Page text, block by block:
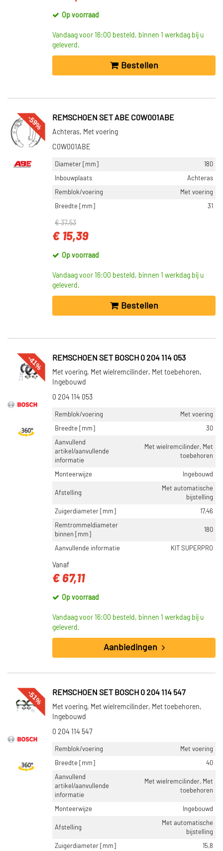
Op voorraad
Vandaag voor 16:00 besteld, binnen 1 werkdag bij u
geleverd.
Bestellen
-59% REMSCHOEN SET ABE C0W001ABE
Achteras, Met voering
C0W001ABE
Diameter [mm]
180
Inbouwplaats
Achteras
Remblok/voering
Met voering
Breedte [mm]
31
€ 37,53
€ 15,39
Op voorraad
Vandaag voor 16:00 besteld, binnen 1 werkdag bij u
geleverd.
Bestellen
-41% REMSCHOEN SET BOSCH 0 204 114 053
Met voering, Met wielremcilinder, Met toebehoren,
Ingebouwd
0 204 114 053
Remblok/voering
Met voering
Breedte [mm]
30
Aanvullend
artikel/aanvullende
informatie
Met wielremcilinder, Met
toebehoren
Monteerwijze Ingebouwd
Afstelling
Met automatische
bijstelling
Zuigerdiameter [mm]
17,46
Remtrommeldiameter
binnen [mm]
180
Aanvullende informatie KIT SUPERPRO
Vanaf
€ 67,11
Op voorraad
Vandaag voor 16:00 besteld, binnen 1 werkdag bij u
geleverd.
Aanbiedingen
-51% REMSCHOEN SET BOSCH 0 204 114 547
Met voering, Met wielremcilinder, Met toebehoren,
Ingebouwd
0 204 114 547
Remblok/voering
Met voering
Breedte [mm]
40
Aanvullend
artikel/aanvullende
informatie
Met wielremcilinder, Met
toebehoren
Monteerwijze Ingebouwd
Afstelling
Met automatische
bijstelling
Zuigerdiameter [mm]
15,8